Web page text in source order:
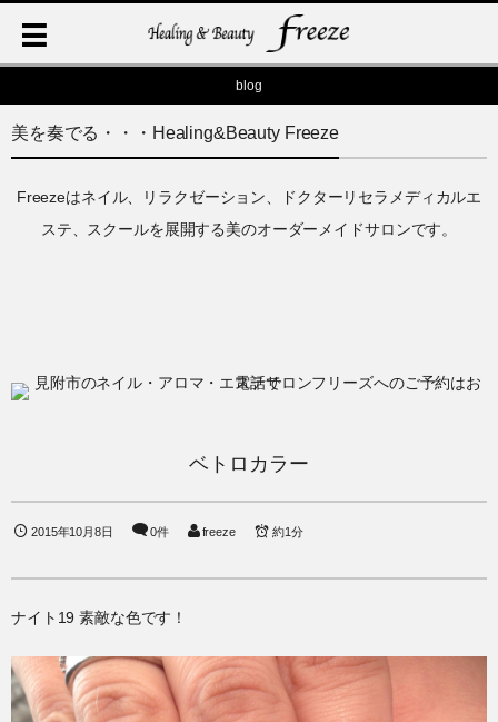
blog
美を奏でる・・・Healing&Beauty Freeze
Freezeはネイル、リラクゼーション、ドクターリセラメディカルエ
ステ、スクールを展開する美のオーダーメイドサロンです。
ベトロカラー
2015年10月8日 0件 freeze 約1分
ナイト19 素敵な色です！